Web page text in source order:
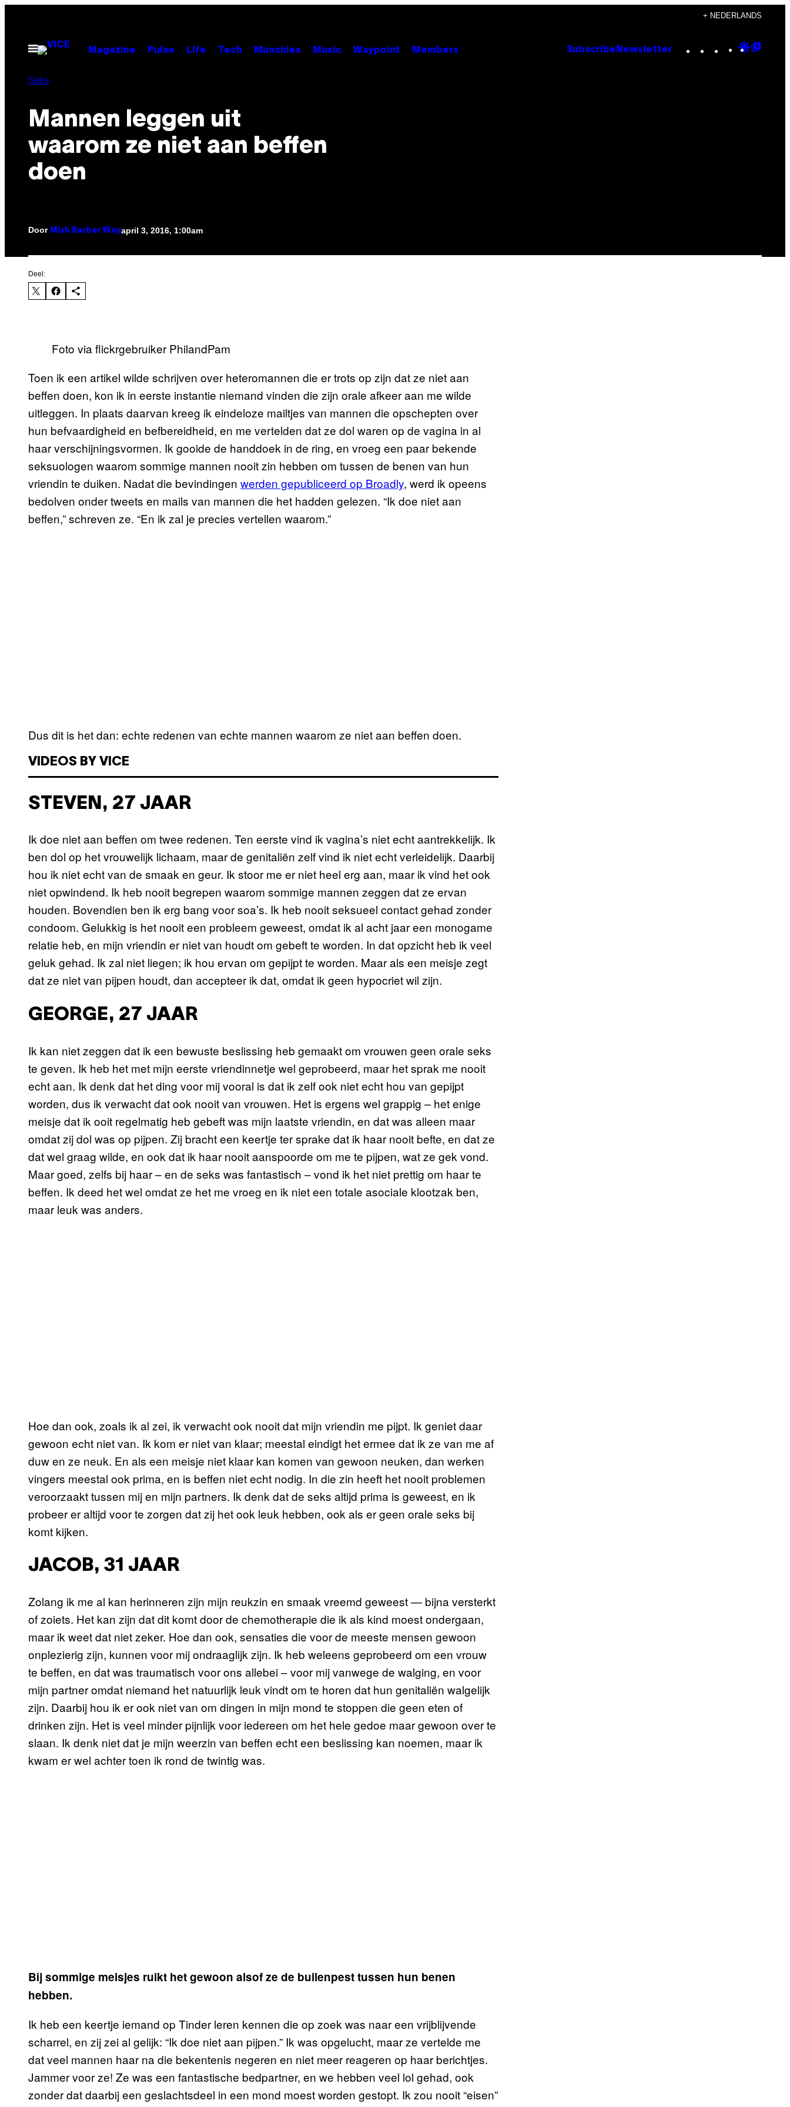
+ NEDERLANDS
Open
menu
Magazine Pulse Life Tech Munchies Music Waypoint Members Subscribe Newsletter Instagram
TikTok
YouTube
Google
Seks
Mannen leggen uit
waarom ze niet aan beffen
doen
Door Mish Barber Wayapril 3, 2016, 1:00am
Deel:
Foto via flickrgebruiker PhilandPam
Toen ik een artikel wilde schrijven over heteromannen die er trots op zijn dat ze niet aan
beffen doen, kon ik in eerste instantie niemand vinden die zijn orale afkeer aan me wilde
uitleggen. In plaats daarvan kreeg ik eindeloze mailtjes van mannen die opschepten over
hun befvaardigheid en befbereidheid, en me vertelden dat ze dol waren op de vagina in al
haar verschijningsvormen. Ik gooide de handdoek in de ring, en vroeg een paar bekende
seksuologen waarom sommige mannen nooit zin hebben om tussen de benen van hun
vriendin te duiken. Nadat die bevindingen werden gepubliceerd op Broadly, werd ik opeens
bedolven onder tweets en mails van mannen die het hadden gelezen. “Ik doe niet aan
beffen,” schreven ze. “En ik zal je precies vertellen waarom.”
Dus dit is het dan: echte redenen van echte mannen waarom ze niet aan beffen doen.
VIDEOS BY VICE
STEVEN, 27 JAAR
Ik doe niet aan beffen om twee redenen. Ten eerste vind ik vagina’s niet echt aantrekkelijk. Ik
ben dol op het vrouwelijk lichaam, maar de genitaliën zelf vind ik niet echt verleidelijk. Daarbij
hou ik niet echt van de smaak en geur. Ik stoor me er niet heel erg aan, maar ik vind het ook
niet opwindend. Ik heb nooit begrepen waarom sommige mannen zeggen dat ze ervan
houden. Bovendien ben ik erg bang voor soa’s. Ik heb nooit seksueel contact gehad zonder
condoom. Gelukkig is het nooit een probleem geweest, omdat ik al acht jaar een monogame
relatie heb, en mijn vriendin er niet van houdt om gebeft te worden. In dat opzicht heb ik veel
geluk gehad. Ik zal niet liegen; ik hou ervan om gepijpt te worden. Maar als een meisje zegt
dat ze niet van pijpen houdt, dan accepteer ik dat, omdat ik geen hypocriet wil zijn.
GEORGE, 27 JAAR
Ik kan niet zeggen dat ik een bewuste beslissing heb gemaakt om vrouwen geen orale seks
te geven. Ik heb het met mijn eerste vriendinnetje wel geprobeerd, maar het sprak me nooit
echt aan. Ik denk dat het ding voor mij vooral is dat ik zelf ook niet echt hou van gepijpt
worden, dus ik verwacht dat ook nooit van vrouwen. Het is ergens wel grappig – het enige
meisje dat ik ooit regelmatig heb gebeft was mijn laatste vriendin, en dat was alleen maar
omdat zij dol was op pijpen. Zij bracht een keertje ter sprake dat ik haar nooit befte, en dat ze
dat wel graag wilde, en ook dat ik haar nooit aanspoorde om me te pijpen, wat ze gek vond.
Maar goed, zelfs bij haar – en de seks was fantastisch – vond ik het niet prettig om haar te
beffen. Ik deed het wel omdat ze het me vroeg en ik niet een totale asociale klootzak ben,
maar leuk was anders.
Hoe dan ook, zoals ik al zei, ik verwacht ook nooit dat mijn vriendin me pijpt. Ik geniet daar
gewoon echt niet van. Ik kom er niet van klaar; meestal eindigt het ermee dat ik ze van me af
duw en ze neuk. En als een meisje niet klaar kan komen van gewoon neuken, dan werken
vingers meestal ook prima, en is beffen niet echt nodig. In die zin heeft het nooit problemen
veroorzaakt tussen mij en mijn partners. Ik denk dat de seks altijd prima is geweest, en ik
probeer er altijd voor te zorgen dat zij het ook leuk hebben, ook als er geen orale seks bij
komt kijken.
JACOB, 31 JAAR
Zolang ik me al kan herinneren zijn mijn reukzin en smaak vreemd geweest — bijna versterkt
of zoiets. Het kan zijn dat dit komt door de chemotherapie die ik als kind moest ondergaan,
maar ik weet dat niet zeker. Hoe dan ook, sensaties die voor de meeste mensen gewoon
onplezierig zijn, kunnen voor mij ondraaglijk zijn. Ik heb weleens geprobeerd om een vrouw
te beffen, en dat was traumatisch voor ons allebei – voor mij vanwege de walging, en voor
mijn partner omdat niemand het natuurlijk leuk vindt om te horen dat hun genitaliën walgelijk
zijn. Daarbij hou ik er ook niet van om dingen in mijn mond te stoppen die geen eten of
drinken zijn. Het is veel minder pijnlijk voor iedereen om het hele gedoe maar gewoon over te
slaan. Ik denk niet dat je mijn weerzin van beffen echt een beslissing kan noemen, maar ik
kwam er wel achter toen ik rond de twintig was.
Bij sommige meisjes ruikt het gewoon alsof ze de builenpest tussen hun benen
hebben.
Ik heb een keertje iemand op Tinder leren kennen die op zoek was naar een vrijblijvende
scharrel, en zij zei al gelijk: “Ik doe niet aan pijpen.” Ik was opgelucht, maar ze vertelde me
dat veel mannen haar na die bekentenis negeren en niet meer reageren op haar berichtjes.
Jammer voor ze! Ze was een fantastische bedpartner, en we hebben veel lol gehad, ook
zonder dat daarbij een geslachtsdeel in een mond moest worden gestopt. Ik zou nooit “eisen”